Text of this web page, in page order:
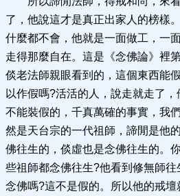
了，他說這才是真正出家人的榜樣
什麼都不會，他就是一面做工，一
走得那麼自在。這是《念佛論》裡
倓老法師親眼看到的，這個東西能
以作假嗎?活活的人，說走就走了
不能裝假的，千真萬確的事實，我
然是天台宗的一代祖師，諦閒是他
佛往生的，倓虛也是念佛往生的。
些祖師都念佛往生?他看到修無師
念佛嗎?這不是假的。所以他的戒